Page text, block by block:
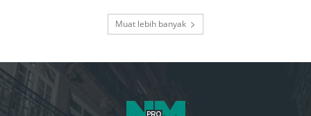
Muat lebih banyak